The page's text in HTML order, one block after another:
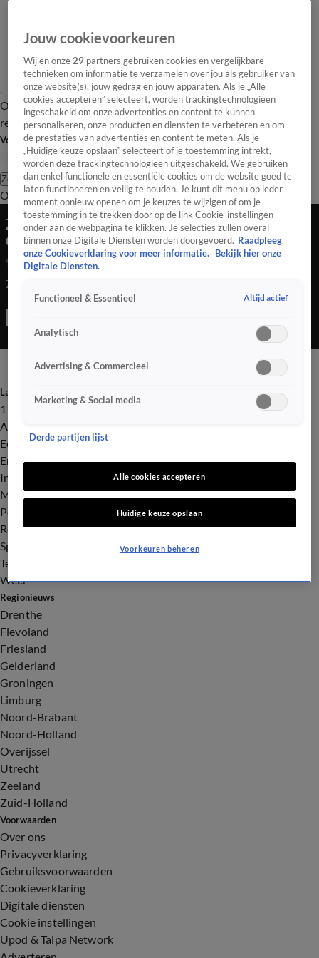
Overzicht Laatste nieuws Regionieuws Het beste van Hart
Tip de
redactie
Volg Hart van Nederland
Zoeken
OverzichtRegioUitzendingenWeerTip de redactiePanelVideo's
Zorgmedeweker Farline helpt bij coronacrisis
Curaçao
9 apr 2021, 18:10
Zorgmedeweker Farline helpt bij coronacrisis Curaçao
Laatste nieuws
112
Advies & Tips
Economie
Entertainment
Infrastructuur
Milieu en Gezondheid
Politiek
Royalty
Sport
Tech
Weer
Regionieuws
Drenthe
Flevoland
Friesland
Gelderland
Groningen
Limburg
Noord-Brabant
Noord-Holland
Overijssel
Utrecht
Zeeland
Zuid-Holland
Voorwaarden
Over ons
Privacyverklaring
Gebruiksvoorwaarden
Cookieverklaring
Digitale diensten
Cookie instellingen
Upod & Talpa Network
Jouw cookievoorkeuren
Wij en onze29 partners gebruiken cookies en vergelijkbare
technieken om informatie te verzamelen over jou als gebruiker van
onze website(s), jouw gedrag en jouw apparaten. Als je „Alle
cookies accepteren” selecteert, worden trackingtechnologieën
ingeschakeld om onze advertenties en content te kunnen
personaliseren, onze producten en diensten te verbeteren en om
de prestaties van advertenties en content te meten. Als je
„Huidige keuze opslaan” selecteert of je toestemming intrekt,
worden deze trackingtechnologieën uitgeschakeld. We gebruiken
dan enkel functionele en essentiële cookies om de website goed te
laten functioneren en veilig te houden. Je kunt dit menu op ieder
moment opnieuw openen om je keuzes te wijzigen of om je
toestemming in te trekken door op de link Cookie-instellingen
onder aan de webpagina te klikken. Je selecties zullen overal
binnen onze Digitale Diensten worden doorgevoerd. Raadpleeg
onze Cookieverklaring voor meer informatie.
Bekijk hier onze
Digitale Diensten.
Functioneel & Essentieel Altijd actief
Analytisch
Advertising & Commercieel
Marketing & Social media
Derde partijen lijst
Alle cookies accepteren
Huidige keuze opslaan
Voorkeuren beheren